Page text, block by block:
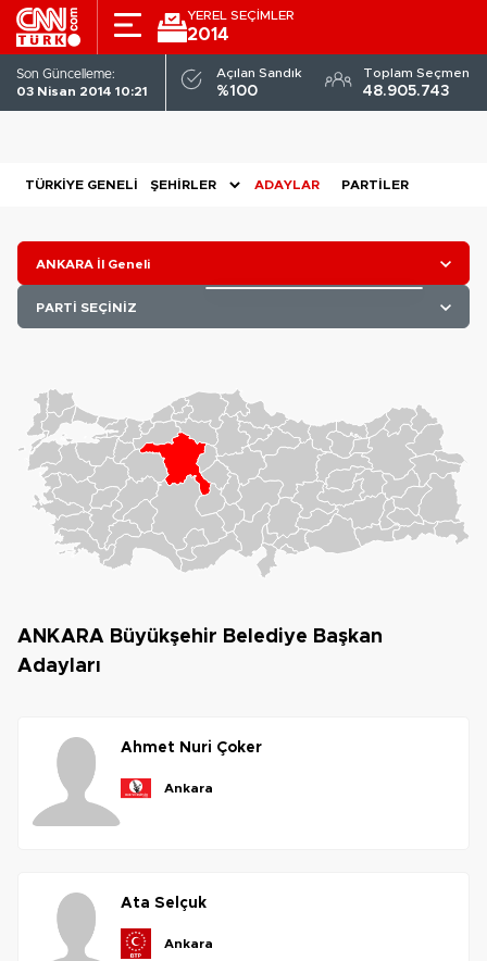
YEREL SEÇİMLER
2014
Son Güncelleme:
03 Nisan 2014 10:21
Açılan Sandık
%100
Toplam Seçmen
48.905.743
TÜRKIYE GENELI ADAYLAR PARTILER
ANKARA İl Geneli
PARTİ SEÇİNİZ
ANKARA Büyükşehir Belediye Başkan
Adayları
ahmet nuri çoker
ankara
ata selçuk
ankara